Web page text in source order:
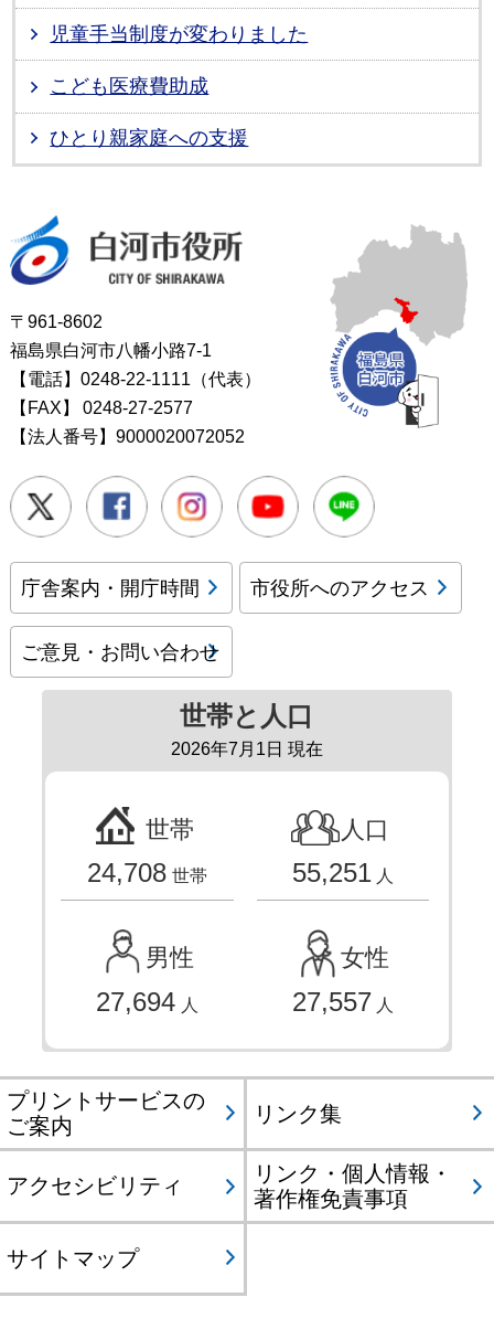
児童手当制度が変わりました
こども医療費助成
ひとり親家庭への支援
〒961-8602
福島県白河市八幡小路7-1
【電話】0248-22-1111（代表）
【FAX】
0248-27-2577
【法人番号】9000020072052
Twitter FacebookInstagramYoutube
庁舎案内・開庁時間 市役所へのアクセス
ご意見・お問い合わせ
世帯と人口
2026年7月1日 現在
世帯
24,708 世帯
人口
55,251 人
男性
27,694 人
女性
27,557 人
プリントサービスの
ご案内
リンク集
アクセシビリティ
リンク・個人情報・
著作権免責事項
サイトマップ